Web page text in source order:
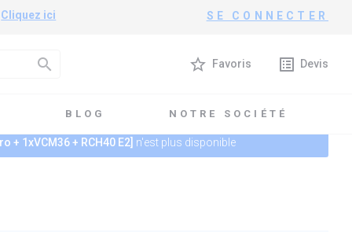
Cliquez ici SE CONNECTER
search star_border Favoris list_alt Devis
BLOG NOTRE SOCIÉTÉ
+ 1xVCM36 + RCH40 E2] n'est plus disponible